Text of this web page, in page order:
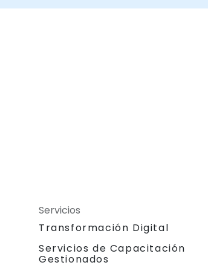
Servicios
Transformación Digital
Servicios de Capacitación
Gestionados